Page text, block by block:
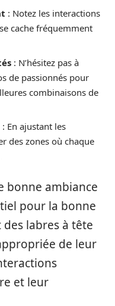
: Notez les interactions
cache fréquemment
: N’hésitez pas à
de passionnés pour
combinaisons de
: En ajustant les
des zones où chaque
bonne ambiance
pour la bonne
labres à tête
de leur
et leur